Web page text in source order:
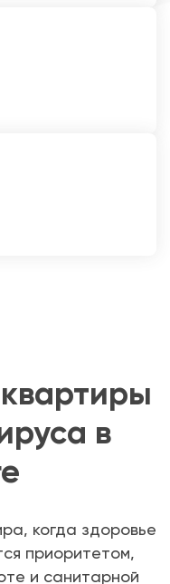
в
когда здоровье
приоритетом,
и санитарной